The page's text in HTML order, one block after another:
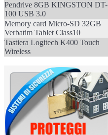
Pendrive 8GB KINGSTON DT-
100 USB 3.0
Memory card Micro-SD 32GB
Verbatim Tablet Class10
Tastiera Logitech K400 Touch
Wireless